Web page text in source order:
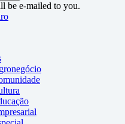
be e-mailed to you.